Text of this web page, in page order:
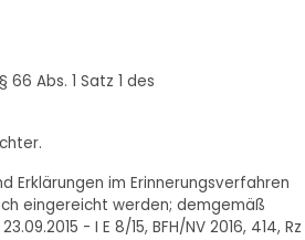
Abs. 1 Satz 1 des
Erklärungen im Erinnerungsverfahren
eingereicht werden; demgemäß
- I E 8/15, BFH/NV 2016, 414, Rz